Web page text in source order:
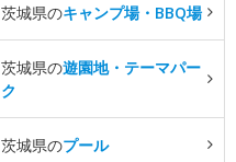
茨城県のキャンプ場・BBQ場
茨城県の遊園地・テーマパー
ク
茨城県のプール